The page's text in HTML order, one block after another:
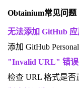
Obtainium常见问题
无法添加 GitHub 应
添加 GitHub
"Invalid URL" 错误
检查 URL 格式是